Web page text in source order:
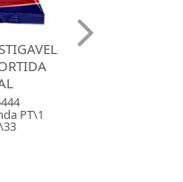
DOCE BALA
ZOLLE 100G